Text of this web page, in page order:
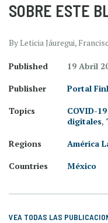
SOBRE ESTE
By Leticia Jáuregui,
Published
19 Abril
Publisher
Portal
Topics
COVID-
digitales,
Regions
América
Countries
México
VEA TODAS LAS